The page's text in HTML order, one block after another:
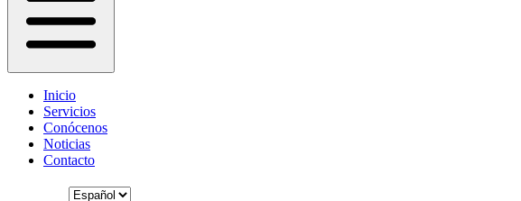
Inicio
Servicios
Conócenos
Noticias
Contacto